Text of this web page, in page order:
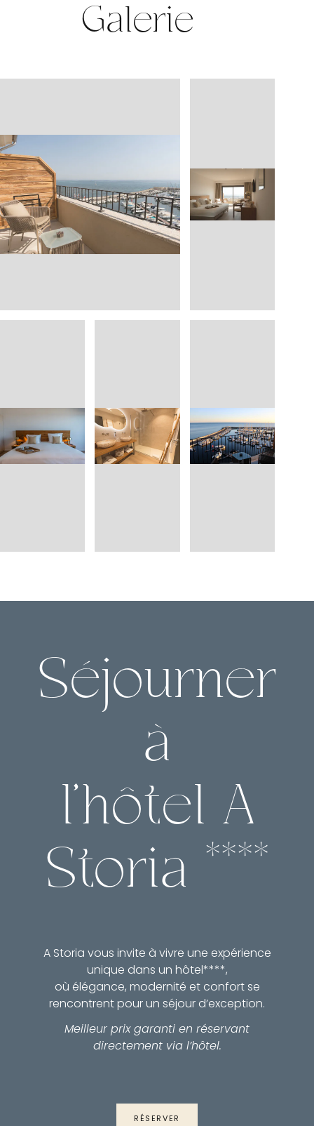
Galerie
Séjourner
à
l'hôtel A
Storia ****
A Storia vous invite à vivre une expérience
unique dans un hôtel****,
où élégance, modernité et confort se
rencontrent pour un séjour d’exception.
Meilleur prix garanti en réservant
directement via l’hôtel.
RÉSERVER